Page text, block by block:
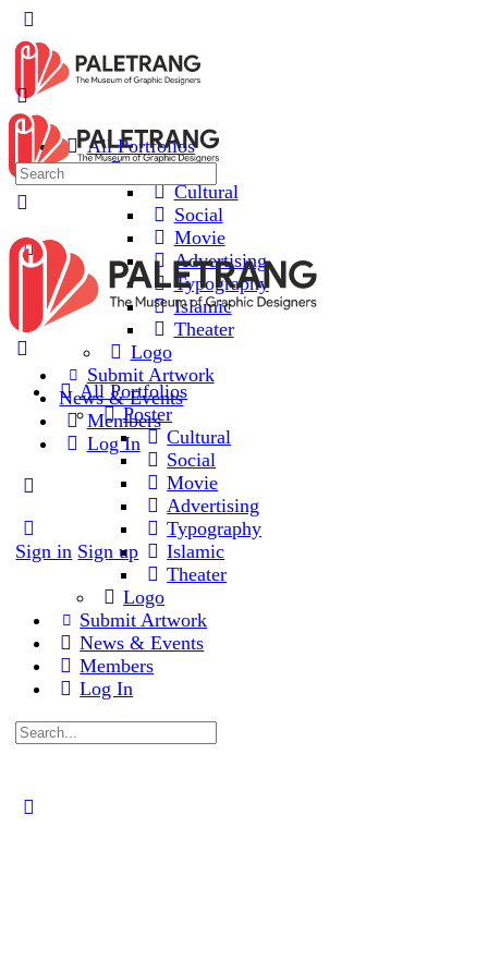
All Portfolios
Poster
Cultural
Social
Movie
Advertising
Typography
Islamic
Theater
Logo
Submit Artwork
News & Events
Members
Log In
Sign in Sign up
All Portfolios
Poster
Cultural
Social
Movie
Advertising
Typography
Islamic
Theater
Logo
Submit Artwork
News & Events
Members
Log In